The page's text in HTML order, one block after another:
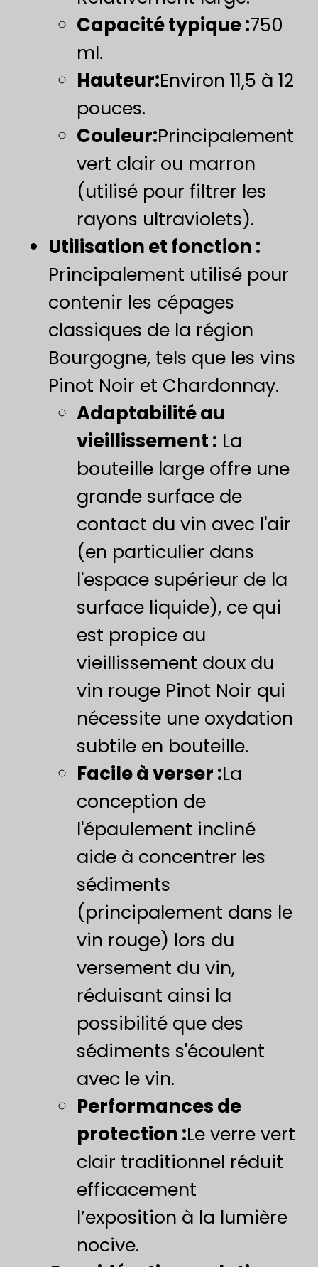
Capacité typique :750
ml.
​Hauteur:​Environ 11,5 à 12
pouces.
Couleur:Principalement
vert clair ou marron
(utilisé pour filtrer les
rayons ultraviolets).
Utilisation et fonction :
Principalement utilisé pour
contenir les cépages
classiques de la région
Bourgogne, tels que les vins
Pinot Noir et Chardonnay.
Adaptabilité au
vieillissement : ​ La
bouteille large offre une
grande surface de
contact du vin avec l'air
(en particulier dans
l'espace supérieur de la
surface liquide), ce qui
est propice au
vieillissement doux du
vin rouge Pinot Noir qui
nécessite une oxydation
subtile en bouteille.
Facile à verser :La
conception de
l'épaulement incliné
aide à concentrer les
sédiments
(principalement dans le
vin rouge) lors du
versement du vin,
réduisant ainsi la
possibilité que des
sédiments s'écoulent
avec le vin.
Performances de
protection :Le verre vert
clair traditionnel réduit
efficacement
l’exposition à la lumière
nocive.